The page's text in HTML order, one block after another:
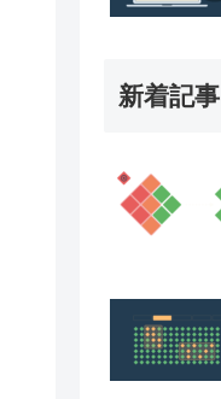
新着記事